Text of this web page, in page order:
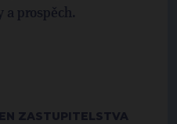
prospěch.
ZASTUPITELSTVA